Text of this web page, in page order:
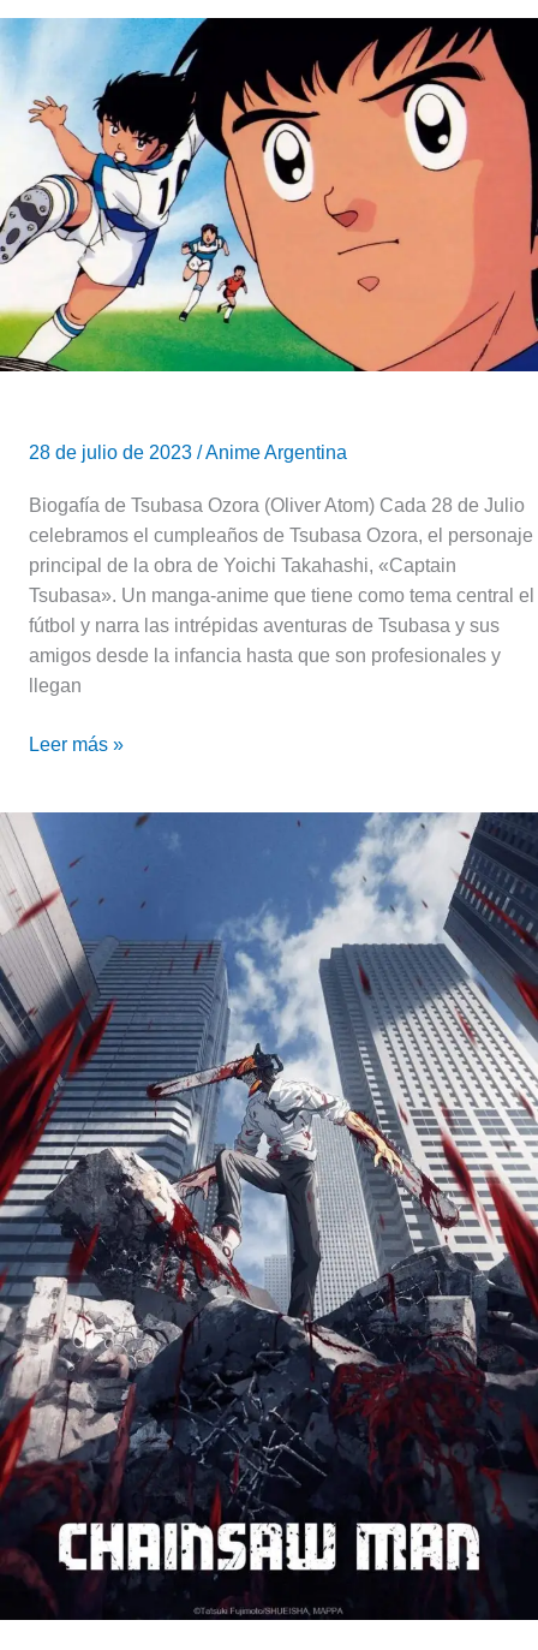
28 de julio de 2023 /Anime Argentina
Biogafía de Tsubasa Ozora (Oliver Atom) Cada 28 de Julio
celebramos el cumpleaños de Tsubasa Ozora, el personaje
principal de la obra de Yoichi Takahashi, «Captain
Tsubasa». Un manga-anime que tiene como tema central el
fútbol y narra las intrépidas aventuras de Tsubasa y sus
amigos desde la infancia hasta que son profesionales y
llegan
Tsubasa
10
Nankatsu
Captain
Tsubasa
Leer más »
Chainsaw
Man:
Todo
sobre
el
exitoso
anime